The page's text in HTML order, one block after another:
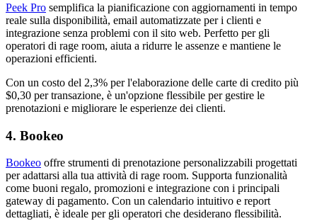
Peek Pro semplifica la pianificazione con aggiornamenti in tempo
reale sulla disponibilità, email automatizzate per i clienti e
integrazione senza problemi con il sito web. Perfetto per gli
operatori di rage room, aiuta a ridurre le assenze e mantiene le
operazioni efficienti.
Con un costo del 2,3% per l'elaborazione delle carte di credito più
$0,30 per transazione, è un'opzione flessibile per gestire le
prenotazioni e migliorare le esperienze dei clienti.
4. Bookeo
Bookeo offre strumenti di prenotazione personalizzabili progettati
per adattarsi alla tua attività di rage room. Supporta funzionalità
come buoni regalo, promozioni e integrazione con i principali
gateway di pagamento. Con un calendario intuitivo e report
dettagliati, è ideale per gli operatori che desiderano flessibilità.